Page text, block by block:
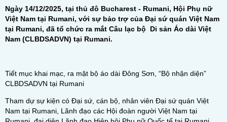
Ngày 14/12/2025, tại thủ đô Bucharest - Rumani, Hội Phụ nữ
Việt Nam tại Rumani, với sự bảo trợ của Đại sứ quán Việt Nam
tại Rumani, đã tổ chức ra mắt Câu lạc bộ Di sản Áo dài Việt
Nam (CLBDSADVN) tại Rumani.
Tiết mục khai mạc, ra mặt bộ áo dài Đông Sơn, “Bộ nhận diện”
CLBDSADVN tại Rumani
Tham dự sự kiện có Đại sứ, cán bộ, nhân viên Đại sứ quán Việt
Nam tại Rumani, Lãnh đạo các Hội đoàn người Việt Nam tại